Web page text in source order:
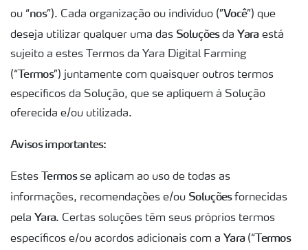
ou “nos”). Cada organização ou indivíduo (”Você”) que
deseja utilizar qualquer uma das Soluçõesda Yaraestá
sujeito a estes Termos da Yara Digital Farming
(“Termos”) juntamente com quaisquer outros termos
específicos da Solução, que se apliquem à Solução
oferecida e/ou utilizada.
Avisos importantes:
Estes Termosse aplicam ao uso de todas as
informações, recomendações e/ou Soluçõesfornecidas
pela Yara. Certas soluções têm seus próprios termos
específicos e/ou acordos adicionais com a Yara(“Termos